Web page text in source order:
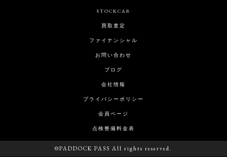
STOCKCAR
買取査定
ファイナンシャル
お問い合わせ
ブログ
会社情報
プライバシーポリシー
会員ページ
点検整備料金表
©PADDOCK PASS All rights reserved.